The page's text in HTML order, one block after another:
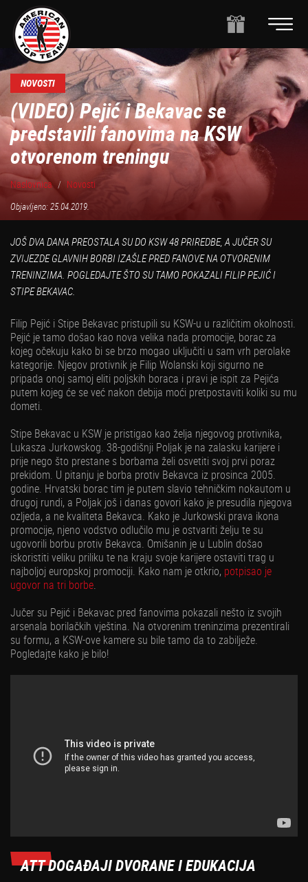
NOVOSTI
(VIDEO) Pejić i Bekavac se
predstavili fanovima na KSW
otvorenom treningu
Naslovnica Novosti
Objavljeno: 25.04.2019.
JOŠ DVA DANA PREOSTALA SU DO KSW 48 PRIREDBE, A JUČER SU
ZVIJEZDE GLAVNIH BORBI IZAŠLE PRED FANOVE NA OTVORENIM
TRENINZIMA. POGLEDAJTE ŠTO SU TAMO POKAZALI FILIP PEJIĆ I
STIPE BEKAVAC.
Filip Pejić i Stipe Bekavac pristupili su KSW-u u različitim okolnosti.
Pejić je tamo došao kao nova velika nada promocije, borac za
kojeg očekuju kako bi se brzo mogao uključiti u sam vrh perolake
kategorije. Njegov protivnik je Filip Wolanski koji sigurno ne
pripada onoj samoj eliti poljskih boraca i pravi je ispit za Pejića
putem kojeg će se već nakon debija moći pretpostaviti koliki su mu
dometi.
Stipe Bekavac u KSW je pristigao kao želja njegovog protivnika,
Lukasza Jurkowskog. 38-godišnji Poljak je na zalasku karijere i
prije nego što prestane s borbama želi osvetiti svoj prvi poraz
prekidom. U pitanju je borba protiv Bekavca iz prosinca 2005.
godine. Hrvatski borac tim je putem slavio tehničkim nokautom u
drugoj rundi, a Poljak još i danas govori kako je presudila njegova
ozljeda, a ne kvaliteta Bekavca. Kako je Jurkowski prava ikona
promocije, njeno vodstvo odlučilo mu je ostvariti želju te su
ugovorili borbu protiv Bekavca. Omišanin je u Lublin došao
iskoristiti veliku priliku te na kraju svoje karijere ostaviti trag u
najboljoj europskoj promociji. Kako nam je otkrio, potpisao je
ugovor na tri borbe.
Jučer su Pejić i Bekavac pred fanovima pokazali nešto iz svojih
arsenala borilačkih vještina. Na otvorenim treninzima prezentirali
su formu, a KSW-ove kamere su bile tamo da to zabilježe.
Pogledajte kako je bilo!
ATT DOGAĐAJI DVORANE I EDUKACIJA